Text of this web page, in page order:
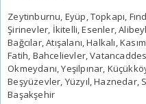
Zeytinburnu, Eyüp, Topkapı,
Şirinevler, İkitelli, Esenler,
Bağcılar, Atışalanı, Halkalı,
Fatih, Bahcelievler,
Okmeydanı, Yeşilpınar,
Beşyüzevler, Yüzyıl, Haznedar,
Başakşehir